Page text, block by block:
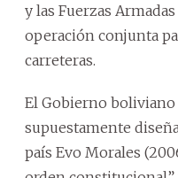
y las Fuerzas
operación conjunta
carreteras.
El Gobierno boliviano
supuestamente
país Evo Morales